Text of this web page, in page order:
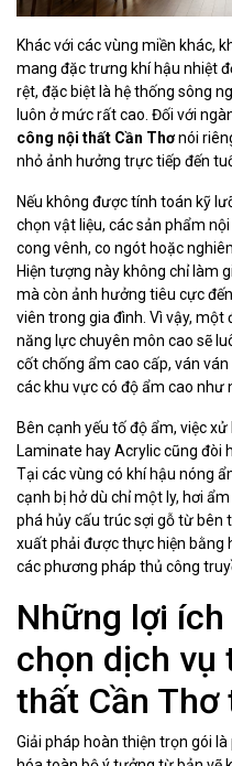
Khác với các vùng miền khác,
mang đặc trưng khí hậu nhiệt
rệt, đặc biệt là hệ thống sông
luôn ở mức rất cao. Đối với
công nội thất Cần Thơnói
nhỏ ảnh hưởng trực tiếp đến
Nếu không được tính toán kỹ
chọn vật liệu, các sản phẩm
cong vênh, co ngót hoặc
Hiện tượng này không chỉ làm
mà còn ảnh hưởng tiêu cực
viên trong gia đình. Vì vậy, một
năng lực chuyên môn cao sẽ
cốt chống ẩm cao cấp, ván
các khu vực có độ ẩm cao như
Bên cạnh yếu tố độ ẩm, việc
Laminate hay Acrylic cũng đòi
Tại các vùng có khí hậu nóng
cạnh bị hở dù chỉ một ly, hơi
phá hủy cấu trúc sợi gỗ từ bên
xuất phải được thực hiện bằng
các phương pháp thủ công
Những lợi
chọn dịch vụ
thất Cần Thơ
Giải pháp hoàn thiện trọn gói